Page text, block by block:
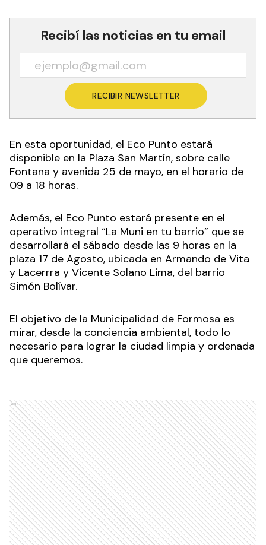
Recibí las noticias en tu email
RECIBIR NEWSLETTER
En esta oportunidad, el Eco Punto estará
disponible en la Plaza San Martín, sobre calle
Fontana y avenida 25 de mayo, en el horario de
09 a 18 horas.
Además, el Eco Punto estará presente en el
operativo integral “La Muni en tu barrio” que se
desarrollará el sábado desde las 9 horas en la
plaza 17 de Agosto, ubicada en Armando de Vita
y Lacerrra y Vicente Solano Lima, del barrio
Simón Bolívar.
El objetivo de la Municipalidad de Formosa es
mirar, desde la conciencia ambiental, todo lo
necesario para lograr la ciudad limpia y ordenada
que queremos.
Ads